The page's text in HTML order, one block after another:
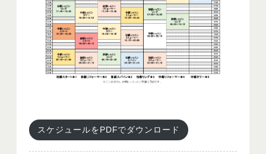
スケジュールをPDFでダウンロード